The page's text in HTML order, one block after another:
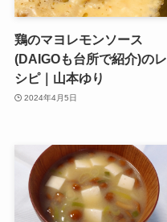
鶏のマヨレモンソース
(DAIGOも台所で紹介)のレ
シピ｜山本ゆり
2024年4月5日